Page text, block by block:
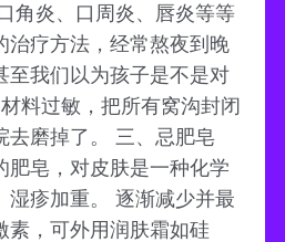
角炎、口周炎、唇炎等等
治疗方法，经常熬夜到晚
至我们以为孩子是不是对
料过敏，把所有窝沟封闭
去磨掉了。 三、忌肥皂
皂，对皮肤是一种化学
湿疹加重。 逐渐减少并最
素，可外用润肤霜如硅